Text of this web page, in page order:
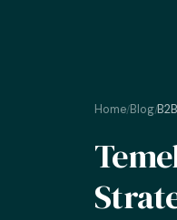
Home/Blog/